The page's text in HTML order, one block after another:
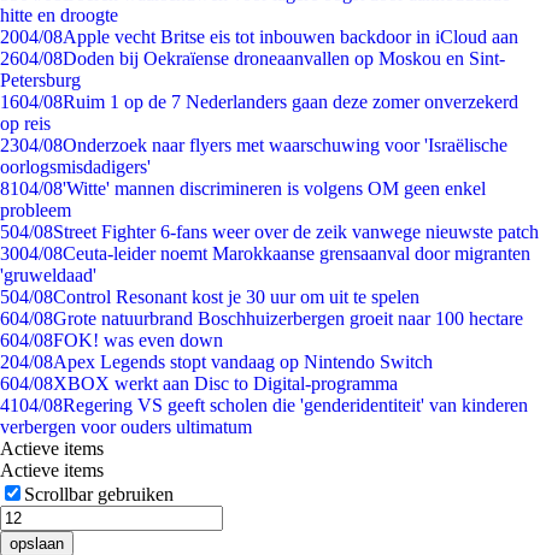
hitte en droogte
2004/08Apple vecht Britse eis tot inbouwen backdoor in iCloud aan
2604/08Doden bij Oekraïense droneaanvallen op Moskou en Sint-
Petersburg
1604/08Ruim 1 op de 7 Nederlanders gaan deze zomer onverzekerd
op reis
2304/08Onderzoek naar flyers met waarschuwing voor 'Israëlische
oorlogsmisdadigers'
8104/08'Witte' mannen discrimineren is volgens OM geen enkel
probleem
504/08Street Fighter 6-fans weer over de zeik vanwege nieuwste patch
3004/08Ceuta-leider noemt Marokkaanse grensaanval door migranten
'gruweldaad'
504/08Control Resonant kost je 30 uur om uit te spelen
604/08Grote natuurbrand Boschhuizerbergen groeit naar 100 hectare
604/08FOK! was even down
204/08Apex Legends stopt vandaag op Nintendo Switch
604/08XBOX werkt aan Disc to Digital-programma
4104/08Regering VS geeft scholen die 'genderidentiteit' van kinderen
verbergen voor ouders ultimatum
Actieve items
Actieve items
Scrollbar gebruiken
opslaan